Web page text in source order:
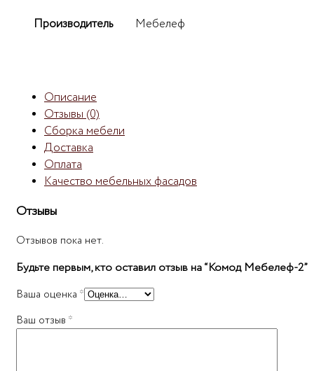
Производитель Мебелеф
Описание
Отзывы (0)
Сборка мебели
Доставка
Оплата
Качество мебельных фасадов
Отзывы
Отзывов пока нет.
Будьте первым, кто оставил отзыв на “Комод Мебелеф-2”
Ваша оценка *
Ваш отзыв *